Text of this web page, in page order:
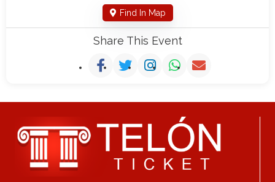
Find In Map
Share This Event